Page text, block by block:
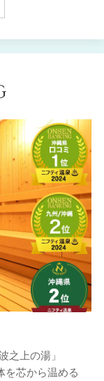
之上の湯」
を芯から温める